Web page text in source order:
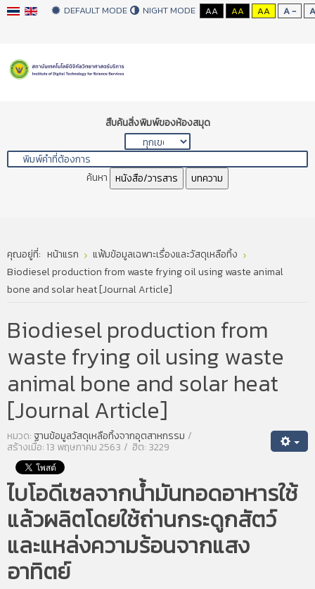
DEFAULT MODE NIGHT MODE AA AA AA A - A
สืบค้นสิ่งพิมพ์ของห้องสมุด
ค้นหา หนังสือ/วารสาร บทความ
คุณอยู่ที่: หน้าแรก
แฟ้มข้อมูลเฉพาะเรื่องและวัสดุเหลือทิ้ง
Biodiesel production from waste frying oil using waste animal
bone and solar heat [Journal Article]
Biodiesel production from
waste frying oil using waste
animal bone and solar heat
[Journal Article]
หมวด:ฐานข้อมูลวัสดุเหลือทิ้งจากอุตสาหกรรม
สร้างเมื่อ: 13 พฤษภาคม 2563 ฮิต: 3229
ไบโอดีเซลจากน้ำมันทอดอาหารใช้
แล้วผลิตโดยใช้ถ่านกระดูกสัตว์
และแหล่งความร้อนจากแสง
อาทิตย์